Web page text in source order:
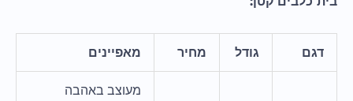
דגם גודל מחיר מאפיינים
מעוצב באהבה